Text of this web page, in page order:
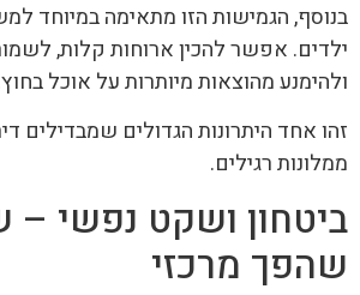
בנוסף, הגמישות הזו מתאימה במיוחד
ילדים. אפשר להכין ארוחות קלות,
ולהימנע מהוצאות מיותרות על אוכל
זהו אחד היתרונות הגדולים שמבדילים
ממלונות רגילים.
ביטחון ושקט נפשי –
שהפך מרכזי